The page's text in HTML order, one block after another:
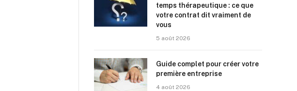
temps thérapeutique : ce que
votre contrat dit vraiment de
vous
5 août 2026
Guide complet pour créer votre
première entreprise
4 août 2026